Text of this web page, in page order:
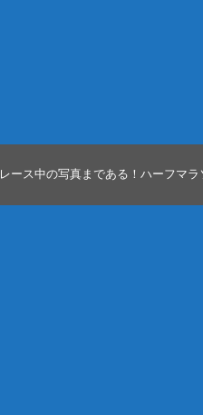
レース中の写真まである！ハーフマ